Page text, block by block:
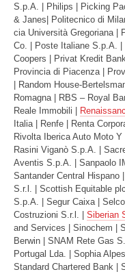
S.p.A. | Philips | Picking
& Janes| Politecnico di
cia Università Gregoriana |
Co. | Poste Italiane S.p.A. |
Coopers | Privat Kredit
Provincia di Piacenza |
| Random House-
Romagna | RBS – Royal
Reale Immobili |
Italia | Renfe | Renta
Rivolta Iberica Auto Moto
Rasini Viganò S.p.A. |
Aventis S.p.A. | Sanpaolo
Santander Central
S.r.l. | Scottish Equitable
S.p.A. | Segur Caixa |
Costruzioni S.r.l. | Siberian
and Services | Sinochem |
Berwin | SNAM Rete Gas
Portugal Lda. | Sophia
Standard Chartered Bank |